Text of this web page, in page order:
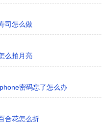
司怎么做
么拍月亮
密码忘了怎么办
合花怎么折